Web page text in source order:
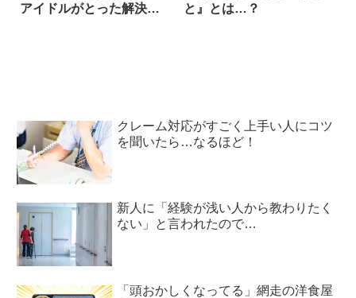
アイドルがとった解決策
と』とは…？
クレーム対応がすごく上手い人にコツ
を聞いたら…なるほど！
新人に「経験が浅い人から教わりたく
ない」と言われたので…
「頭おかしくなってる」網走の洋食屋